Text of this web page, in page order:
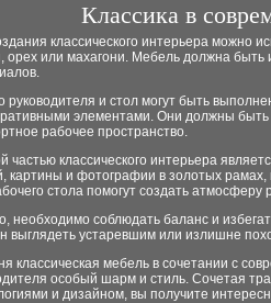
Классика в
классического интерьера можно
орех или махагони. Мебель должна быть
руководителя и стол могут быть
элементами. Они должны
рабочее пространство.
частью классического интерьера
картины и фотографии в золотых рамах,
стола помогут создать атмосферу
необходимо соблюдать баланс и
выглядеть устаревшим или излишне
классическая мебель в сочетании с
особый шарм и стиль. Сочетая
и дизайном, вы получите